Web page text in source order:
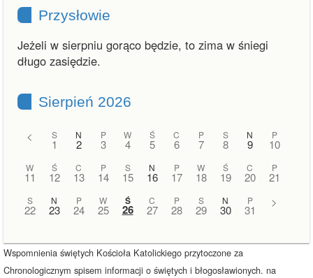
Przysłowie
Jeżeli w sierpniu gorąco będzie, to zima w śniegi
długo zasiędzie.
Sierpień 2026
< S
1
N
2
P
3
W
4
Ś
5
C
6
P
7
S
8
N
9
P
10
W
11
Ś
12
C
13
P
14
S
15
N
16
P
17
W
18
Ś
19
C
20
P
21
S
22
N
23
P
24
W
25
Ś
26
C
27
P
28
S
29
N
30
P
31
>
Wspomnienia świętych Kościoła Katolickiego przytoczone za
Chronologicznym spisem informacji o świętych i błogosławionych. na